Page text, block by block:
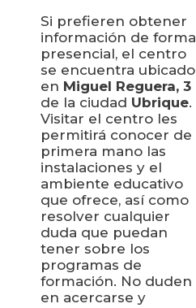
Si prefieren obtener
información de forma
presencial, el centro
se encuentra ubicado
en Miguel Reguera, 3
de la ciudad Ubrique.
Visitar el centro les
permitirá conocer de
primera mano las
instalaciones y el
ambiente educativo
que ofrece, así como
resolver cualquier
duda que puedan
tener sobre los
programas de
formación. No duden
en acercarse y